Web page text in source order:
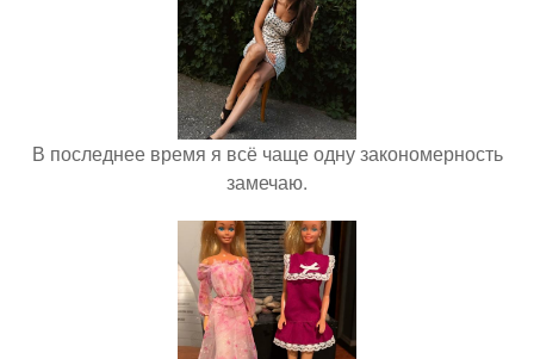
В последнее время я всё чаще одну закономерность
замечаю.